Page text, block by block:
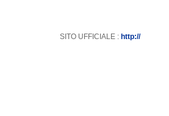
SITO UFFICIALE : http://